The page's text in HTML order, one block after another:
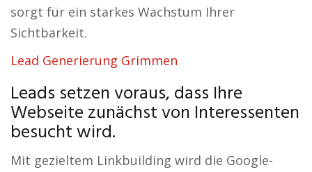
sorgt für ein starkes Wachstum Ihrer
Sichtbarkeit.
Lead Generierung Grimmen
Leads setzen voraus, dass Ihre
Webseite zunächst von Interessenten
besucht wird.
Mit gezieltem Linkbuilding wird die Google-